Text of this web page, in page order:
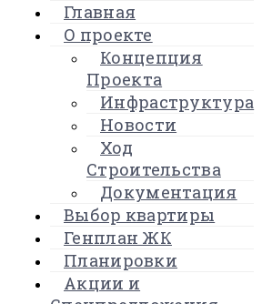
Главная
О проекте
Концепция
Проекта
Инфраструктура
Новости
Ход
Строительства
Документация
Выбор квартиры
Генплан ЖК
Планировки
Акции и